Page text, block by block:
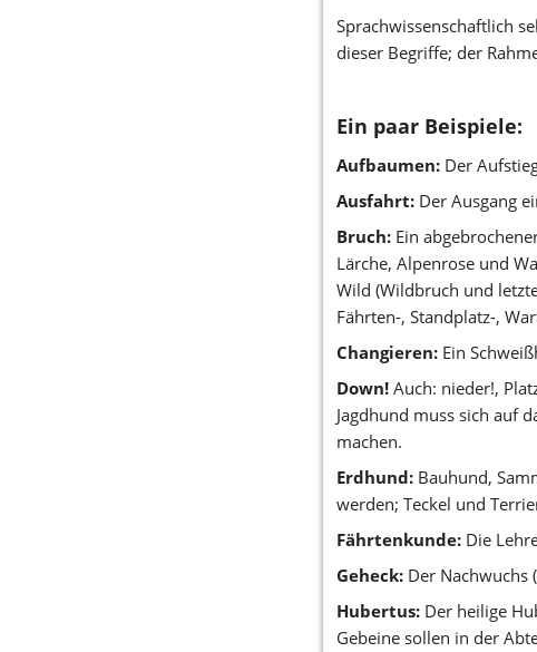
Sprachwissenschaftlich
dieser Begriffe; der
Ein paar Beispiele:
Aufbaumen: Der
Ausfahrt: Der Ausgang
Bruch: Ein
Lärche, Alpenrose und
Wild (Wildbruch und
Fährten-, Standplatz-,
Changieren: Ein
Down! Auch: nieder!,
Jagdhund muss sich auf
machen.
Erdhund: Bauhund,
werden; Teckel und
Fährtenkunde: Die
Geheck: Der Nachwuchs
Hubertus: Der heilige
Gebeine sollen in der